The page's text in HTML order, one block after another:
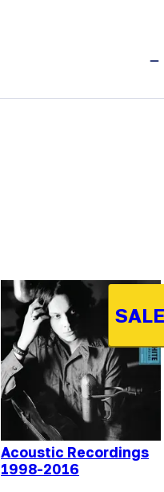
Acoustic Recordings
1998-2016